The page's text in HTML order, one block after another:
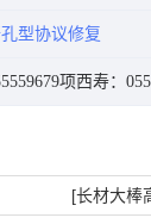
型协议修复
项西寿：
[长材大棒